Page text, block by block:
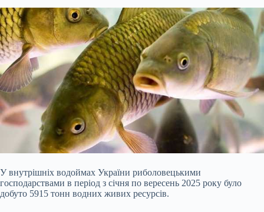
У внутрішніх водоймах України риболовецькими
господарствами в період з січня по вересень 2025 року було
добуто 5915 тонн водних живих ресурсів.